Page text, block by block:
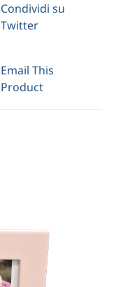
Condividi su
Twitter
Email This
Product